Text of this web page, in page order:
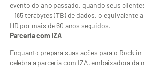
evento do ano passado, quando seus
– 185 terabytes (TB) de dados, o equivalente
HD por mais de 60 anos seguidos.
Parceria com IZA
Enquanto prepara suas ações para o Rock in
celebra a parceria com IZA, embaixadora da